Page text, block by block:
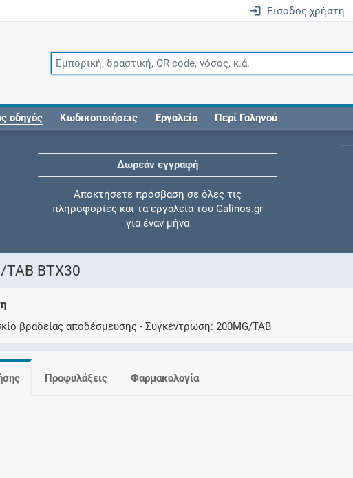
Είσοδος χρήστη
οδηγός Κωδικοποιήσεις Εργαλεία Περί Γαληνού
Δωρεάν εγγραφή
Αποκτήσετε πρόσβαση σε όλες τις
πληροφορίες και τα εργαλεία του Galinos.gr
για έναν μήνα
Ελέγξτε την αγωγή σας για αντενδείξεις και
TAB ΒΤΧ30
βραδείας αποδέσμευσης Συγκέντρωση 200MG/TAB
Προφυλάξεις Φαρμακολογία